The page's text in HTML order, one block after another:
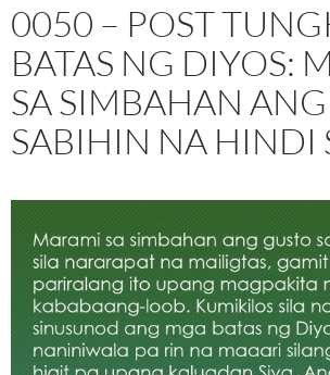
0050 – POST
BATAS NG DIYOS:
SA SIMBAHAN
SABIHIN NA HINDI